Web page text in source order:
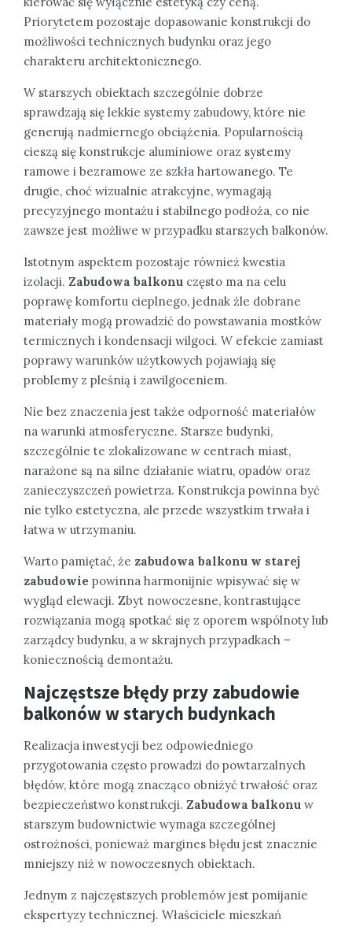
Priorytetem pozostaje dopasowanie konstrukcji do
możliwości technicznych budynku oraz jego
charakteru architektonicznego.
W starszych obiektach szczególnie dobrze
sprawdzają się lekkie systemy zabudowy, które nie
generują nadmiernego obciążenia. Popularnością
cieszą się konstrukcje aluminiowe oraz systemy
ramowe i bezramowe ze szkła hartowanego. Te
drugie, choć wizualnie atrakcyjne, wymagają
precyzyjnego montażu i stabilnego podłoża, co nie
zawsze jest możliwe w przypadku starszych balkonów.
Istotnym aspektem pozostaje również kwestia
izolacji. Zabudowa balkonu często ma na celu
poprawę komfortu cieplnego, jednak źle dobrane
materiały mogą prowadzić do powstawania mostków
termicznych i kondensacji wilgoci. W efekcie zamiast
poprawy warunków użytkowych pojawiają się
problemy z pleśnią i zawilgoceniem.
Nie bez znaczenia jest także odporność materiałów
na warunki atmosferyczne. Starsze budynki,
szczególnie te zlokalizowane w centrach miast,
narażone są na silne działanie wiatru, opadów oraz
zanieczyszczeń powietrza. Konstrukcja powinna być
nie tylko estetyczna, ale przede wszystkim trwała i
łatwa w utrzymaniu.
Warto pamiętać, że zabudowa balkonu w starej
zabudowie powinna harmonijnie wpisywać się w
wygląd elewacji. Zbyt nowoczesne, kontrastujące
rozwiązania mogą spotkać się z oporem wspólnoty lub
zarządcy budynku, a w skrajnych przypadkach –
koniecznością demontażu.
Najczęstsze błędy przy zabudowie
balkonów w starych budynkach
Realizacja inwestycji bez odpowiedniego
przygotowania często prowadzi do powtarzalnych
błędów, które mogą znacząco obniżyć trwałość oraz
bezpieczeństwo konstrukcji. Zabudowa balkonu w
starszym budownictwie wymaga szczególnej
ostrożności, ponieważ margines błędu jest znacznie
mniejszy niż w nowoczesnych obiektach.
Jednym z najczęstszych problemów jest pomijanie
ekspertyzy technicznej. Właściciele mieszkań